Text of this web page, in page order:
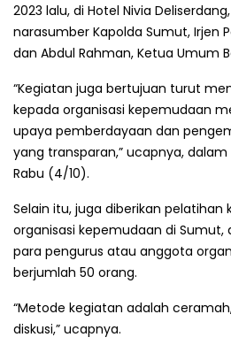
2023 lalu, di Hotel Nivia
narasumber Kapolda Sumut, Irjen
dan Abdul Rahman, Ketua Umum
“Kegiatan juga bertujuan turut
kepada organisasi kepemudaan
upaya pemberdayaan dan
yang transparan,” ucapnya,
Rabu (4/10).
Selain itu, juga diberikan pelatihan
organisasi kepemudaan di Sumut,
para pengurus atau anggota
berjumlah 50 orang.
“Metode kegiatan adalah
diskusi,” ucapnya.